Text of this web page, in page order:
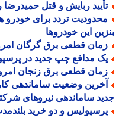
ربایش و قتل حمیدرضا
این خودروها
قطعی برق گرگان امروز شنبه 17 مرداد
مدافع چپ جدید در
قطعی برق زنجان امروز شنبه 17 مرداد
ساماندهی نیروهای شرکتی
و دو خرید بلندمدت